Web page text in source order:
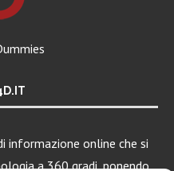
informazione online che si
a 360 gradi, ponendo